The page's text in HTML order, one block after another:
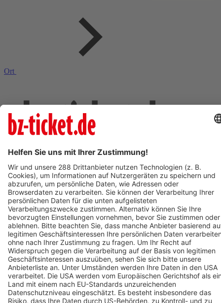
Ort
Deine Region. Deine Events.
BZ-Card schnapp.de Kontakt
Mediadaten Datenschutz Cookie-Einstellungen Impressum
+49 761 496 8888
Tickethotline Mo–Fr: 9–12 Uhr
System